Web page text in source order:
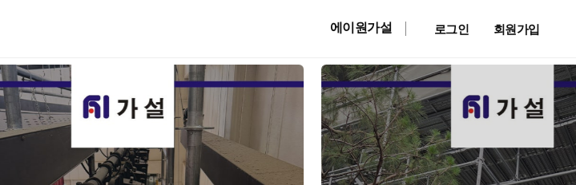
에이원가설 로그인 회원가입